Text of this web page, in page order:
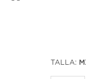
TALLA: